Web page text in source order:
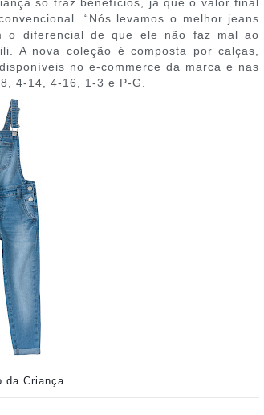
“Nós levamos o melhor jeans
o diferencial de que ele não faz mal ao
A nova coleção é composta por calças,
no e-commerce da marca e nas
4-14, 4-16, 1-3 e P-G.
da Criança